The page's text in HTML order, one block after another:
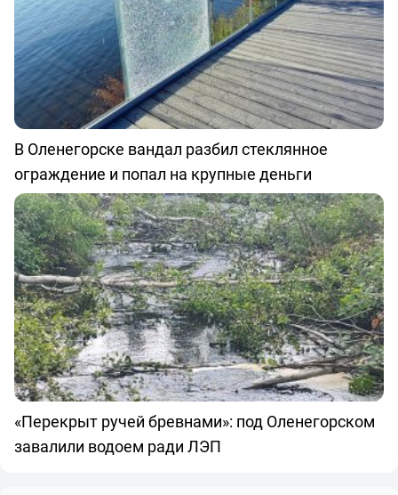
В Оленегорске вандал разбил стеклянное
ограждение и попал на крупные деньги
«Перекрыт ручей бревнами»: под Оленегорском
завалили водоем ради ЛЭП